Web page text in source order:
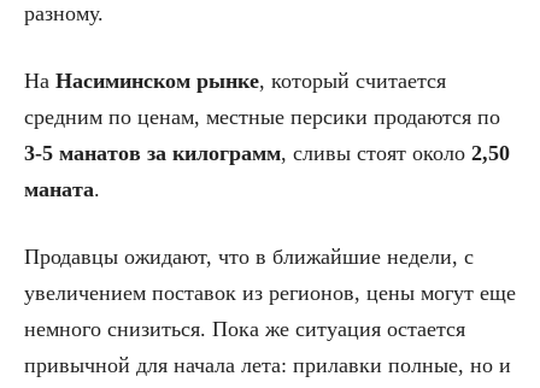
разному.
На Насиминском рынке, который считается
средним по ценам, местные персики продаются по
3-5 манатов за килограмм, сливы стоят около 2,50
маната.
Продавцы ожидают, что в ближайшие недели, с
увеличением поставок из регионов, цены могут еще
немного снизиться. Пока же ситуация остается
привычной для начала лета: прилавки полные, но и